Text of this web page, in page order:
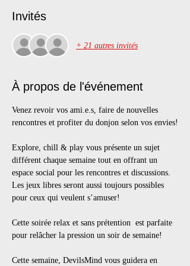
Invités
+ 21 autres invités
À propos de l'événement
Venez revoir vos ami.e.s, faire de nouvelles
rencontres et profiter du donjon selon vos envies!
Explore, chill & play vous présente un sujet
différent chaque semaine tout en offrant un
espace social pour les rencontres et discussions.
Les jeux libres seront aussi toujours possibles
pour ceux qui veulent s’amuser!
Cette soirée relax et sans prétention  est parfaite
pour relâcher la pression un soir de semaine!
Cette semaine, DevilsMind vous guidera en